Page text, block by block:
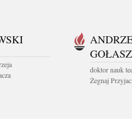
doktor nauk
Żegnaj